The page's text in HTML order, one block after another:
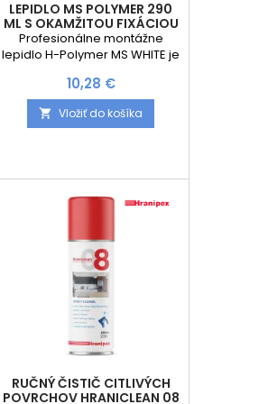
LEPIDLO MS POLYMER 290
ML S OKAMŽITOU FIXÁCIOU
/ BIELA
Profesionálne montážne
lepidlo H-Polymer MS WHITE je
báze moderných MS
polymérov, určené na lepenie
ťažkých materiálov bez
vysokej počiatočnej
priľnavosti až 500 kg/m²
urýchľuje montážne práce.
Lepidlo...
Cena
10,28 €
 Vložiť do košíka
RUČNÝ ČISTIČ CITLIVÝCH
POVRCHOV HRANICLEAN 08